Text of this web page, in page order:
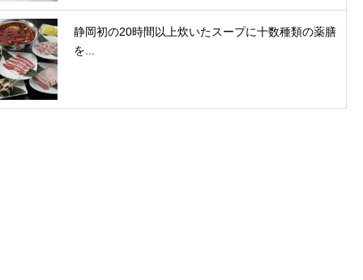
静岡初の20時間以上炊いたスープに十数種類の薬膳
を...